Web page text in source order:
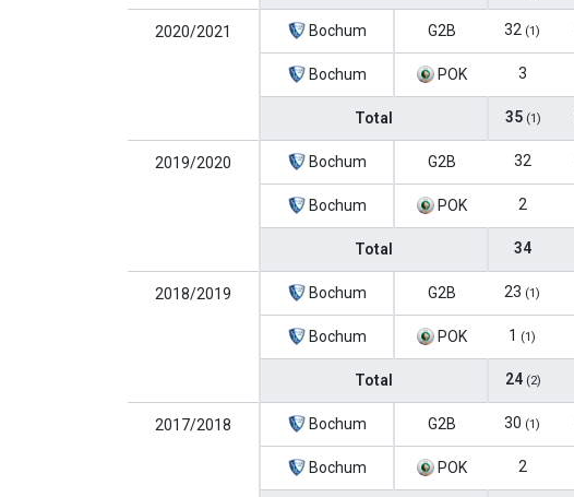
2020/2021 Bochum G2B 32 (1)
Bochum POK 3
Total 35 (1)
2019/2020 Bochum G2B 32
Bochum POK 2
Total 34
2018/2019 Bochum G2B 23 (1)
Bochum POK 1 (1)
Total 24 (2)
2017/2018 Bochum G2B 30 (1)
Bochum POK 2